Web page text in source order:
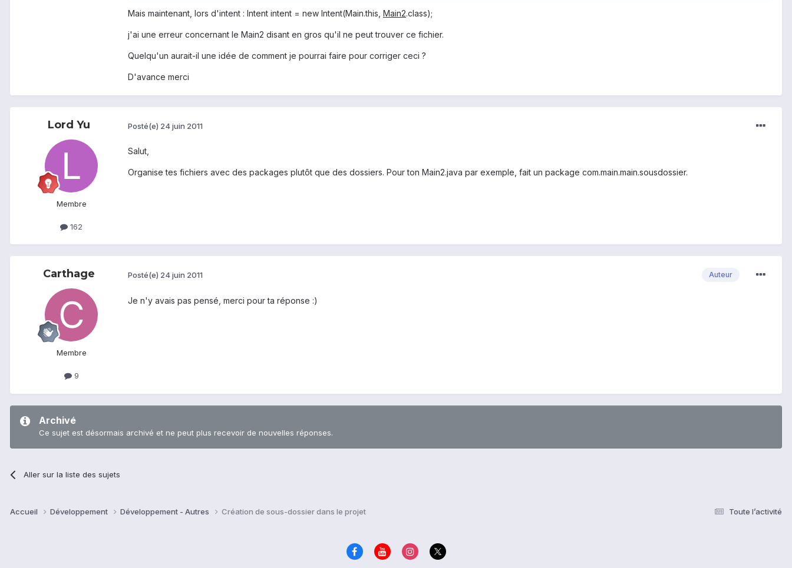
Mais maintenant, lors d'intent : Intent intent = new Intent(Main.this, Main2.class);
j'ai une erreur concernant le Main2 disant en gros qu'il ne peut trouver ce fichier.
Quelqu'un aurait-il une idée de comment je pourrai faire pour corriger ceci ?
D'avance merci
Lord Yu
Membre
162
Posté(e) 24 juin 2011
Salut,
Organise tes fichiers avec des packages plutôt que des dossiers. Pour ton Main2.java par exemple, fait un package com.main.main.sousdossier.
Carthage
Membre
9
Auteur
Posté(e) 24 juin 2011
Je n'y avais pas pensé, merci pour ta réponse :)
Archivé
Ce sujet est désormais archivé et ne peut plus recevoir de nouvelles réponses.
Aller sur la liste des sujets
Toute l’activité
Accueil Développement Développement - Autres Création de sous-dossier dans le projet